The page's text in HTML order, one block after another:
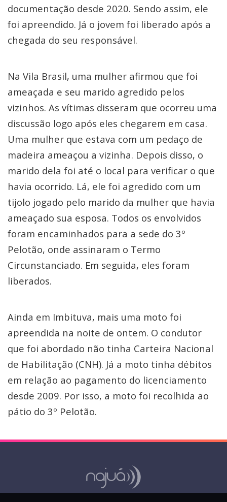
documentação desde 2020. Sendo assim, ele
foi apreendido. Já o jovem foi liberado após a
chegada do seu responsável.
Na Vila Brasil, uma mulher afirmou que foi
ameaçada e seu marido agredido pelos
vizinhos. As vítimas disseram que ocorreu uma
discussão logo após eles chegarem em casa.
Uma mulher que estava com um pedaço de
madeira ameaçou a vizinha. Depois disso, o
marido dela foi até o local para verificar o que
havia ocorrido. Lá, ele foi agredido com um
tijolo jogado pelo marido da mulher que havia
ameaçado sua esposa. Todos os envolvidos
foram encaminhados para a sede do 3º
Pelotão, onde assinaram o Termo
Circunstanciado. Em seguida, eles foram
liberados.
Ainda em Imbituva, mais uma moto foi
apreendida na noite de ontem. O condutor
que foi abordado não tinha Carteira Nacional
de Habilitação (CNH). Já a moto tinha débitos
em relação ao pagamento do licenciamento
desde 2009. Por isso, a moto foi recolhida ao
pátio do 3º Pelotão.